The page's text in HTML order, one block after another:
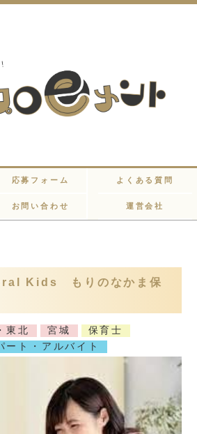
応募フォーム よくある質問
お問い合わせ 運営会社
Kids もりのなかま保
東北 宮城
保育士
ート・アルバイト